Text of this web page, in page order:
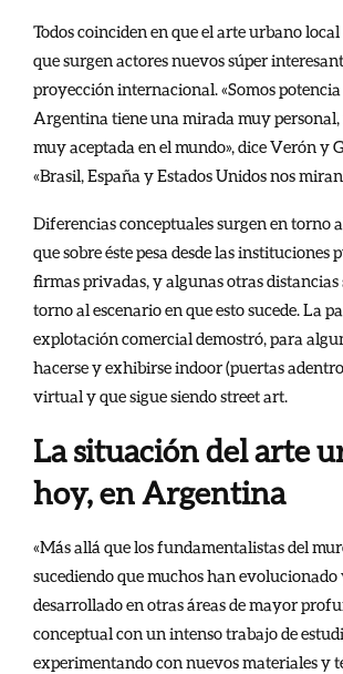
Todos coinciden en que el arte urbano local
que surgen actores nuevos súper
proyección internacional. «Somos
Argentina tiene una mirada muy
muy aceptada en el mundo», dice Verón y
«Brasil, España y Estados Unidos nos
Diferencias conceptuales surgen en torno
que sobre éste pesa desde las instituciones
firmas privadas, y algunas otras distancias
torno al escenario en que esto sucede. La
explotación comercial demostró, para
hacerse y exhibirse indoor (puertas
virtual y que sigue siendo street art.
La situación del arte
hoy, en Argentina
«Más allá que los fundamentalistas del
sucediendo que muchos han evolucionado
desarrollado en otras áreas de mayor
conceptual con un intenso trabajo de
experimentando con nuevos materiales y